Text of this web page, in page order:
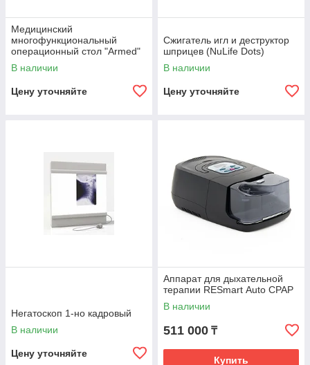
Медицинский
многофункциональный
операционный стол "Armed"
ST-II
В наличии
Цену уточняйте
Сжигатель игл и деструктор
шприцев (NuLife Dots)
В наличии
Цену уточняйте
Негатоскоп 1-но кадровый
В наличии
Цену уточняйте
Аппарат для дыхательной
терапии RESmart Аuto CPAP
В наличии
511 000 ₸
Купить